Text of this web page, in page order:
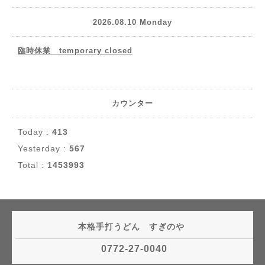
2026.08.10 Monday
臨時休業 temporary closed
カウンター
Today : 413
Yesterday : 567
Total : 1453993
本格手打うどん すぎのや
0772-27-0040